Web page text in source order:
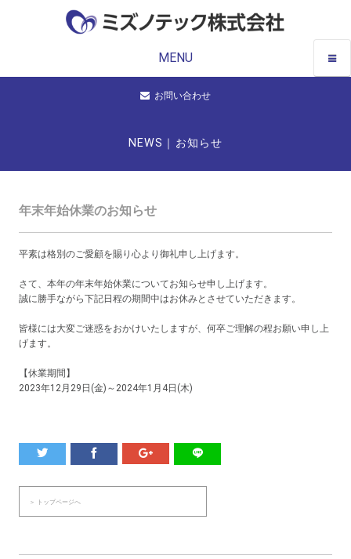
MENU
お問い合わせ
NEWS｜お知らせ
年末年始休業のお知らせ
平素は格別のご愛顧を賜り心より御礼申し上げます。
さて、本年の年末年始休業についてお知らせ申し上げます。
誠に勝手ながら下記日程の期間中はお休みとさせていただきます。
皆様には大変ご迷惑をおかけいたしますが、何卒ご理解の程お願い申し上
げます。
【休業期間】
2023年12月29日(金)～2024年1月4日(木)
＞ トップページへ